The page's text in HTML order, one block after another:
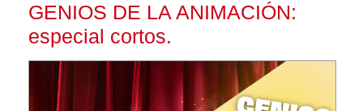
GENIOS DE LA ANIMACIÓN:
especial cortos.